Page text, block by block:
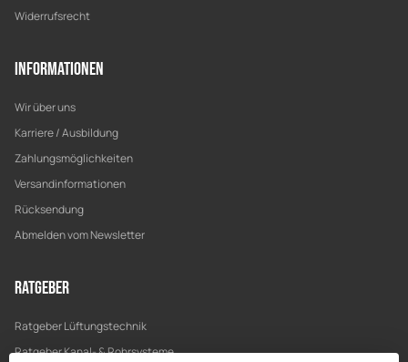
Widerrufsrecht
Informationen
Wir über uns
Karriere / Ausbildung
Zahlungsmöglichkeiten
Versandinformationen
Rücksendung
Abmelden vom Newsletter
Ratgeber
Ratgeber Lüftungstechnik
Ratgeber Kanal- & Rohrsysteme